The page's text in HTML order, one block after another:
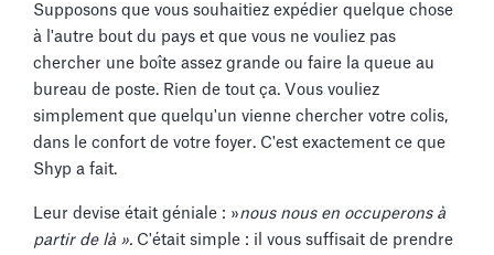
Supposons que vous souhaitiez expédier quelque chose
à l'autre bout du pays et que vous ne vouliez pas
chercher une boîte assez grande ou faire la queue au
bureau de poste. Rien de tout ça. Vous vouliez
simplement que quelqu'un vienne chercher votre colis,
dans le confort de votre foyer. C'est exactement ce que
Shyp a fait.
Leur devise était géniale : »nous nous en occuperons à
partir de là ». C'était simple : il vous suffisait de prendre